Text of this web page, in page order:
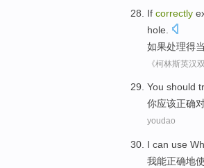
If correctly
hole
如果处理得当
《柯林斯英汉
You should
你应该正确
youdao
I can use
我能正确地